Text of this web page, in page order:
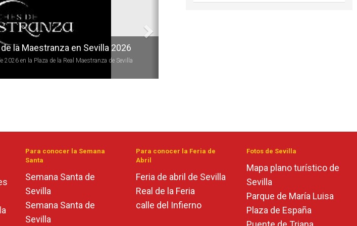
la Maestranza en Sevilla 2026
2026 en la Plaza de la Real Maestranza de Sevilla
Para conocer la Semana
Santa
Semana Santa de
Sevilla
Semana Santa de
Sevilla
Para conocer la Feria de
Abril
Feria de abril de Sevilla
Real de la Feria
calle del Infierno
Fotos de Sevilla
Mapa plano turístico de
Sevilla
Parque de María Luisa
Plaza de España